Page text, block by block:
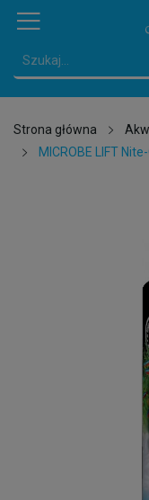
Strona główna
MICROBE LIFT